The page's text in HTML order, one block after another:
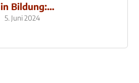
in Bildung:
Schulzentrum-Neubau
5. Juni 2024